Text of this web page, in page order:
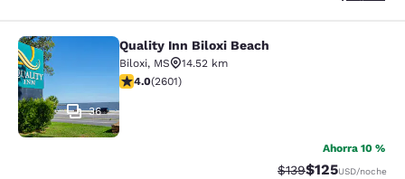
Quality Inn Biloxi Beach
36
Quality Inn Biloxi Beach
Biloxi, MS
14.52 km
calificación de 3.95 estrellas. Bueno. 2601 reseñas
4.0(2601)
Ahorra 10 %
Precio tachado:
$139Precio con
$125USD/noche